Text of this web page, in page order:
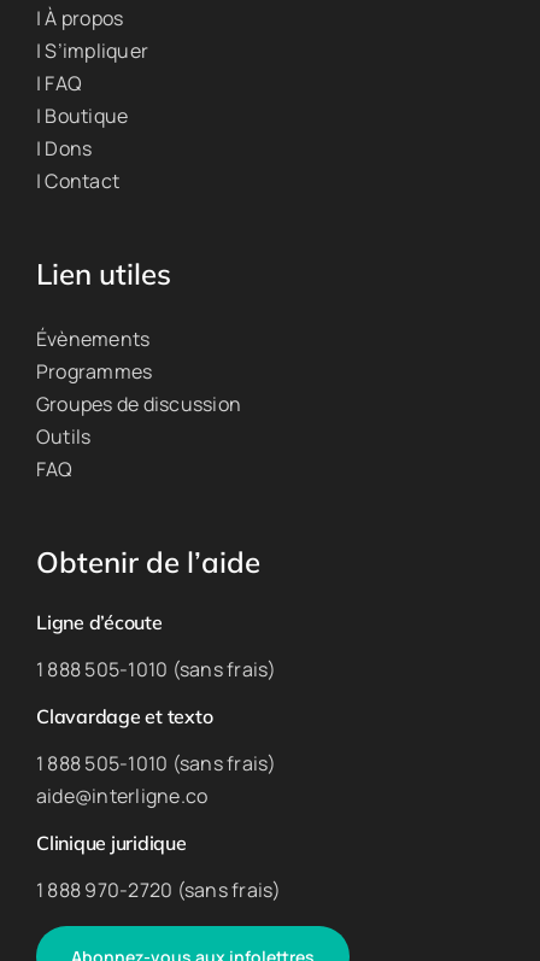
| À propos
| S’impliquer
| FAQ
| Boutique
| Dons
| Contact
Lien utiles
Évènements
Programmes
Groupes de discussion
Outils
FAQ
Obtenir de l’aide
Ligne d’écoute
1 888 505-1010 (sans frais)
Clavardage et texto
1 888 505-1010 (sans frais)
aide@interligne.co
Clinique juridique
1 888 970-2720 (sans frais)